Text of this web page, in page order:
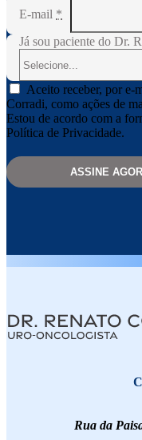
E-mail *
Já sou paciente do Dr.
Aceito receber, por e-
Corradi, como ações de
Estou de acordo com a
Política de Privacidade.
Dr. Renato
Rua da